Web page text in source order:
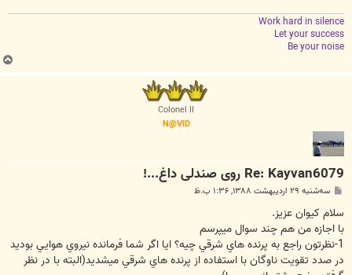
Work hard in silence
Let your success
Be your noise
ب
ا
Colonel II
N@VID
Re: Kayvan6079 روی صندلی داغ...!
پ
ت
سه‌شنبه ۲۹ اردیبهشت ۱۳۸۸, ۱:۳۶ ب.ظ
سلام كيوان عزيز.
با اجازه من هم چند سوال ميپرسم
1-نظرتون راجع به پرنده هاي شرقي چيه؟ ايا اگر شما فرمانده نيروي هوايي بوديد
در صدد تقويت ناوگان با استفاده از پرنده هاي شرقي ميشديد(البته با در نظر